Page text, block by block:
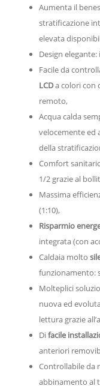
Aumenta il
stratificazione
elevata
Design
Facile da
LCDa colori con
remoto,
Acqua calda
velocemente ed
della
Comfort
1/2 grazie al
Massima
(1:10),
Risparmio
integrata (con
Caldaia molto
funzionamento:
Molteplici
nuova ed
lettura grazie
Difacile
anteriori
Controllabile da
abbinamento al